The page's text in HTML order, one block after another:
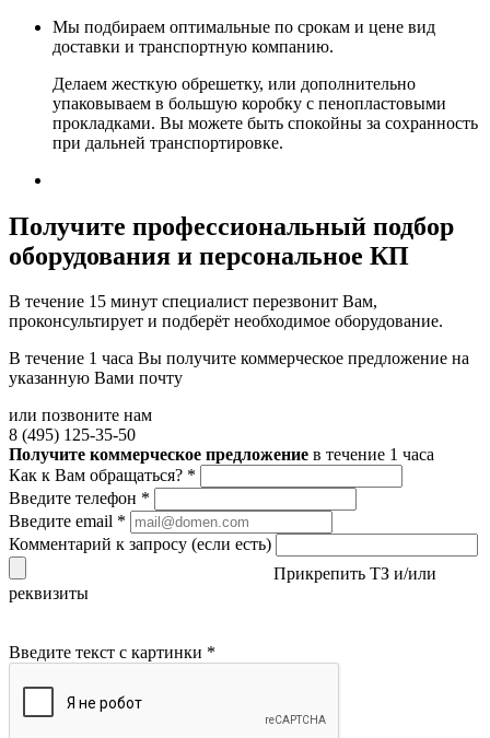
Мы подбираем оптимальные по срокам и цене вид
доставки и транспортную компанию.
Делаем жесткую обрешетку, или дополнительно
упаковываем в большую коробку с пенопластовыми
прокладками. Вы можете быть спокойны за сохранность
при дальней транспортировке.
Получите профессиональный подбор
оборудования и персональное КП
В течение 15 минут специалист перезвонит Вам,
проконсультирует и подберёт необходимое оборудование.
В течение 1 часа Вы получите коммерческое предложение на
указанную Вами почту
или позвоните нам
8 (495) 125-35-50
Получите коммерческое предложение в течение 1 часа
Как к Вам обращаться? *
Введите телефон *
Введите email *
Комментарий к запросу (если есть)
Прикрепить ТЗ и/или
реквизиты
Введите текст с картинки *